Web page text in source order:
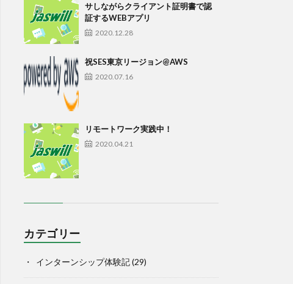
サしながらクライアント証明書で認
証するWEBアプリ
2020.12.28
祝SES東京リージョン@AWS
2020.07.16
リモートワーク実践中！
2020.04.21
カテゴリー
インターンシップ体験記(29)